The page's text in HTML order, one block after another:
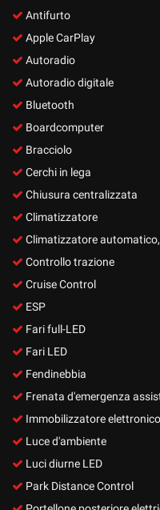
Antifurto
Apple CarPlay
Autoradio
Autoradio digitale
Bluetooth
Boardcomputer
Bracciolo
Cerchi in lega
Chiusura centralizzata
Climatizzatore
Climatizzatore
Controllo trazione
Cruise Control
ESP
Fari full-LED
Fari LED
Fendinebbia
Frenata d'emergenza
Immobilizzatore elettronico
Luce d'ambiente
Luci diurne LED
Park Distance Control